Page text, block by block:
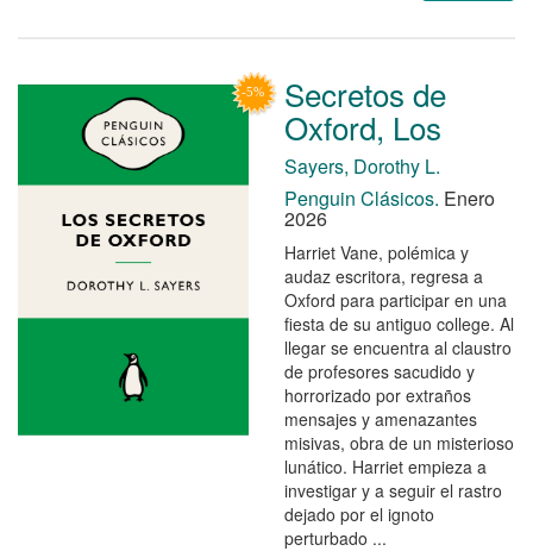
Secretos de
Oxford, Los
Sayers, Dorothy L.
Penguin Clásicos. Enero
2026
Harriet Vane, polémica y
audaz escritora, regresa a
Oxford para participar en una
fiesta de su antiguo college. Al
llegar se encuentra al claustro
de profesores sacudido y
horrorizado por extraños
mensajes y amenazantes
misivas, obra de un misterioso
lunático. Harriet empieza a
investigar y a seguir el rastro
dejado por el ignoto
perturbado ...